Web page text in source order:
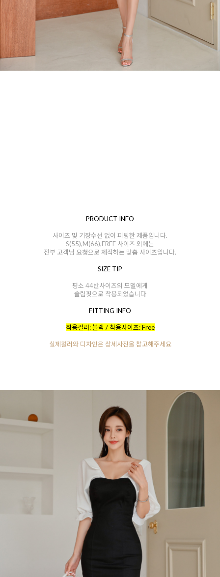
PRODUCT INFO
사이즈 및 기장수선 없이 피팅한 제품입니다.
S(55),M(66),FREE 사이즈 외에는
전부 고객님 요청으로 제작하는 맞춤 사이즈입니다.
SIZE TIP
평소 44반사이즈의 모델에게
슬림핏으로 착용되었습니다
FITTING INFO
착용컬러: 블랙 / 착용사이즈: Free
실제컬러와 디자인은 상세사진을 참고해주세요